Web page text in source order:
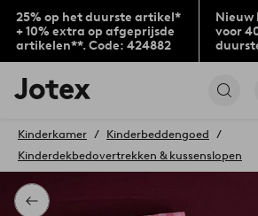
25% op het duurste artikel*
+ 10% extra op afgeprijsde
artikelen**. Code: 424882
Nieuw
voor
Jotex
logo
go
to
the
home
page
Terug
Kinderkamer
Kinderbeddengoed
Kinderdekbedovertrekken & kussenslopen